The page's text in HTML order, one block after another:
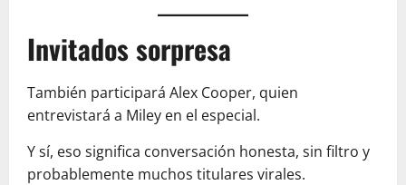
Invitados sorpresa
También participará Alex Cooper, quien
entrevistará a Miley en el especial.
Y sí, eso significa conversación honesta, sin filtro y
probablemente muchos titulares virales.